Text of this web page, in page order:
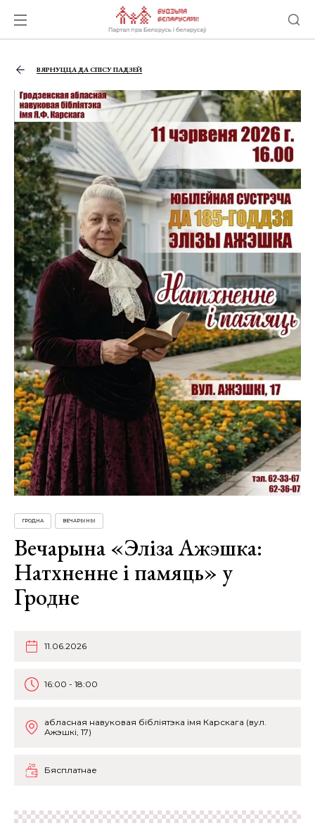
ВЯРНУЦЦА ДА СПІСУ ПАДЗЕЙ
ГРОДНА ВЕЧАРЫНЫ
Вечарына «Эліза Ажэшка:
Натхненне і памяць» у
Гродне
11.06.2026
16:00 - 18:00
абласная навуковая бібліятэка імя Карскага (вул.
Ажэшкі, 17)
Бясплатнае